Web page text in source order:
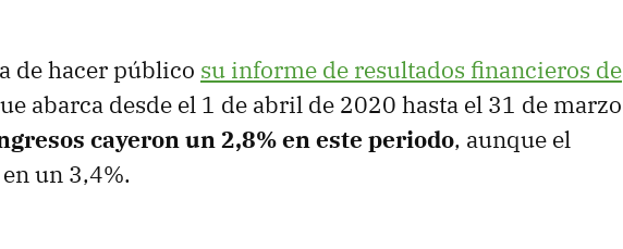
de hacer público su informe de resultados financieros de
abarca desde el 1 de abril de 2020 hasta el 31 de marzo
cayeron un 2,8% en este periodo, aunque el
un 3,4%.